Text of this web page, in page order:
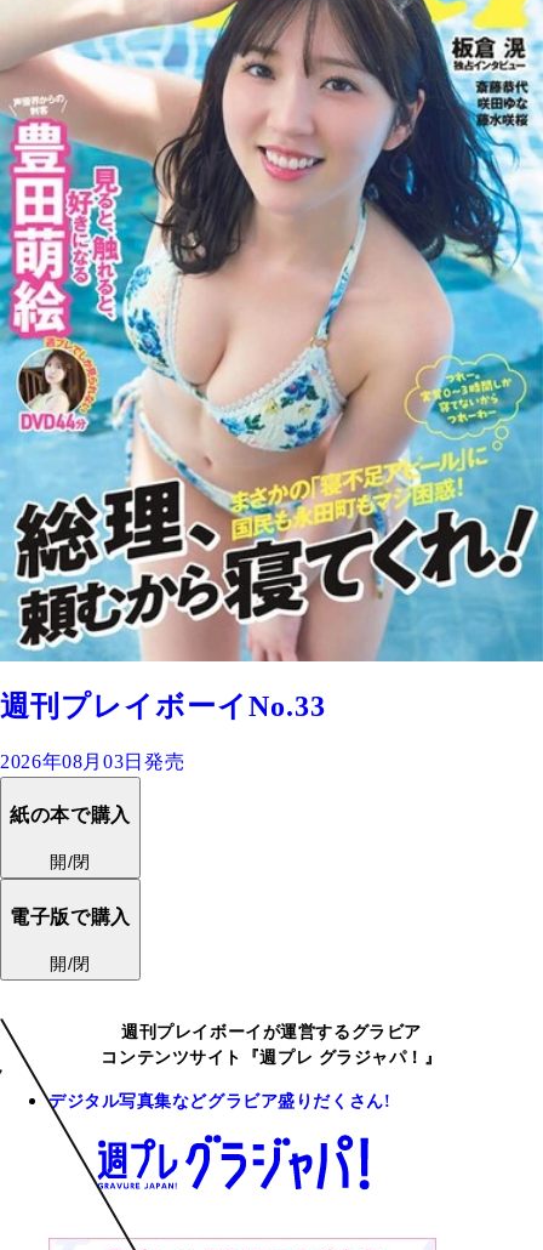
週刊プレイボーイNo.33
2026年08月03日発売
紙の本で購入
開/閉
電子版で購入
開/閉
週刊プレイボーイが運営するグラビア
コンテンツサイト『週プレ グラジャパ！』
デジタル写真集などグラビア盛りだくさん!